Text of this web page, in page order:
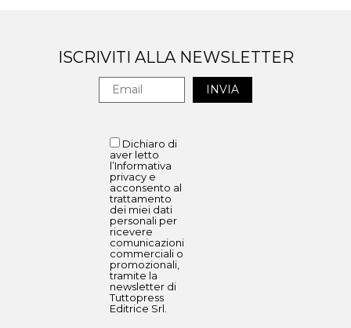
ISCRIVITI ALLA NEWSLETTER
Dichiaro di
aver letto
l’Informativa
privacy e
acconsento al
trattamento
dei miei dati
personali per
ricevere
comunicazioni
commerciali o
promozionali,
tramite la
newsletter di
Tuttopress
Editrice Srl.